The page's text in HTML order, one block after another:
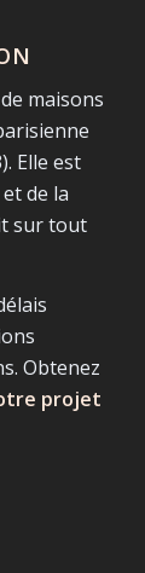
maisons
Elle est
de la
sur tout
Obtenez
projet